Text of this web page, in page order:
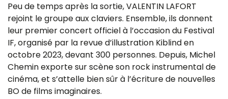
Peu de temps après la sortie, VALENTIN LAFORT
rejoint le groupe aux claviers. Ensemble, ils donnent
leur premier concert officiel à l’occasion du Festival
IF, organisé par la revue d’illustration Kiblind en
octobre 2023, devant 300 personnes. Depuis, Michel
Chemin exporte sur scène son rock instrumental de
cinéma, et s’attelle bien sûr à l’écriture de nouvelles
BO de films imaginaires.